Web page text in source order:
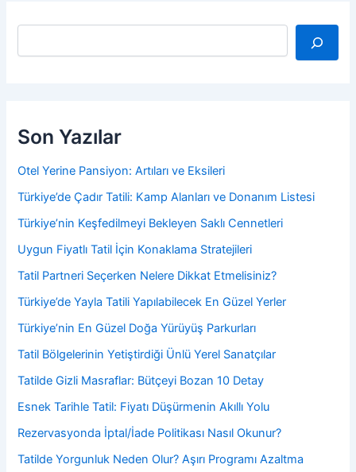
A
Son Yazılar
Otel Yerine Pansiyon: Artıları ve Eksileri
Türkiye’de Çadır Tatili: Kamp Alanları ve Donanım Listesi
Türkiye’nin Keşfedilmeyi Bekleyen Saklı Cennetleri
Uygun Fiyatlı Tatil İçin Konaklama Stratejileri
Tatil Partneri Seçerken Nelere Dikkat Etmelisiniz?
Türkiye’de Yayla Tatili Yapılabilecek En Güzel Yerler
Türkiye’nin En Güzel Doğa Yürüyüş Parkurları
Tatil Bölgelerinin Yetiştirdiği Ünlü Yerel Sanatçılar
Tatilde Gizli Masraflar: Bütçeyi Bozan 10 Detay
Esnek Tarihle Tatil: Fiyatı Düşürmenin Akıllı Yolu
Rezervasyonda İptal/İade Politikası Nasıl Okunur?
Tatilde Yorgunluk Neden Olur? Aşırı Programı Azaltma